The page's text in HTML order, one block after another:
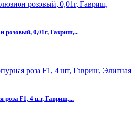
розовый, 0,01г, Гавриш,...
роза F1, 4 шт, Гавриш,...